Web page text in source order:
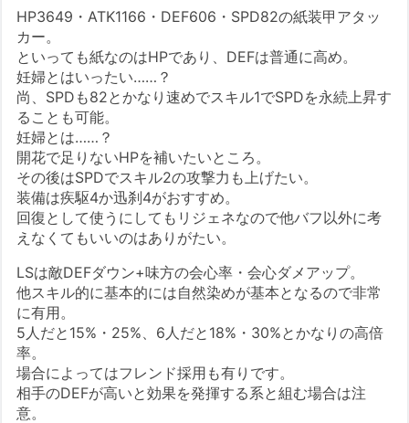
HP3649・ATK1166・DEF606・SPD82の紙装甲アタッ
カー。
といっても紙なのはHPであり、DEFは普通に高め。
妊婦とはいったい……？
尚、SPDも82とかなり速めでスキル1でSPDを永続上昇す
ることも可能。
妊婦とは……？
開花で足りないHPを補いたいところ。
その後はSPDでスキル2の攻撃力も上げたい。
装備は疾駆4か迅刹4がおすすめ。
回復として使うにしてもリジェネなので他バフ以外に考
えなくてもいいのはありがたい。
LSは敵DEFダウン+味方の会心率・会心ダメアップ。
他スキル的に基本的には自然染めが基本となるので非常
に有用。
5人だと15%・25%、6人だと18%・30%とかなりの高倍
率。
場合によってはフレンド採用も有りです。
相手のDEFが高いと効果を発揮する系と組む場合は注
意。